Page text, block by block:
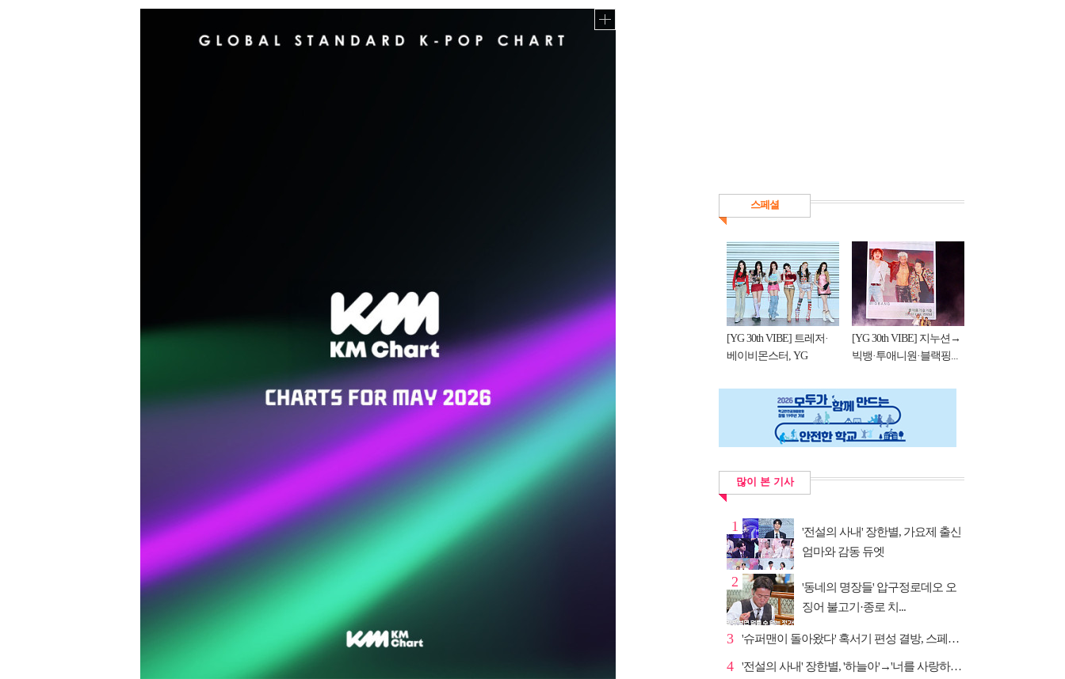
스페셜
[YG 30th VIBE] 트레저·
베이비몬스터, YG
[YG 30th VIBE] 지누션→
빅뱅·투애니원·블랙핑...
많이 본 기사
1
'전설의 사내' 장한별, 가요제 출신
엄마와 감동 듀엣
2
'동네의 명장들' 압구정로데오 오
징어 불고기·종로 치...
3 '슈퍼맨이 돌아왔다' 혹서기 편성 결방, 스페셜 방송
4 '전설의 사내' 장한별, '하늘아'→'너를 사랑하고도' 명...